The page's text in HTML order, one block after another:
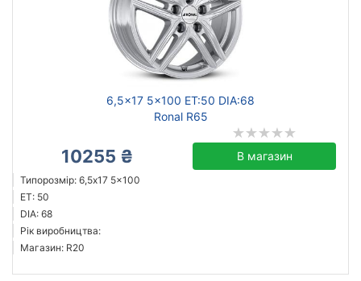
6,5x17 5x100 ET:50 DIA:68
Ronal R65
10255 ₴ В магазин
Типорозмір: 6,5x17 5x100
ET: 50
DIA: 68
Рік виробництва:
Магазин: R20
Скинути Підібрати